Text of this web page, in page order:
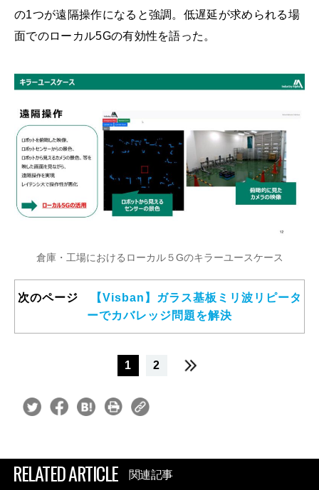
の1つが遠隔操作になると強調。低遅延が求められる場
面でのローカル5Gの有効性を語った。
倉庫・工場におけるローカル５Gのキラーユースケース
次のページ
【Visban】ガラス基板ミリ波リピータ
ーでカバレッジ問題を解決
1 2
RELATED ARTICLE 関連記事